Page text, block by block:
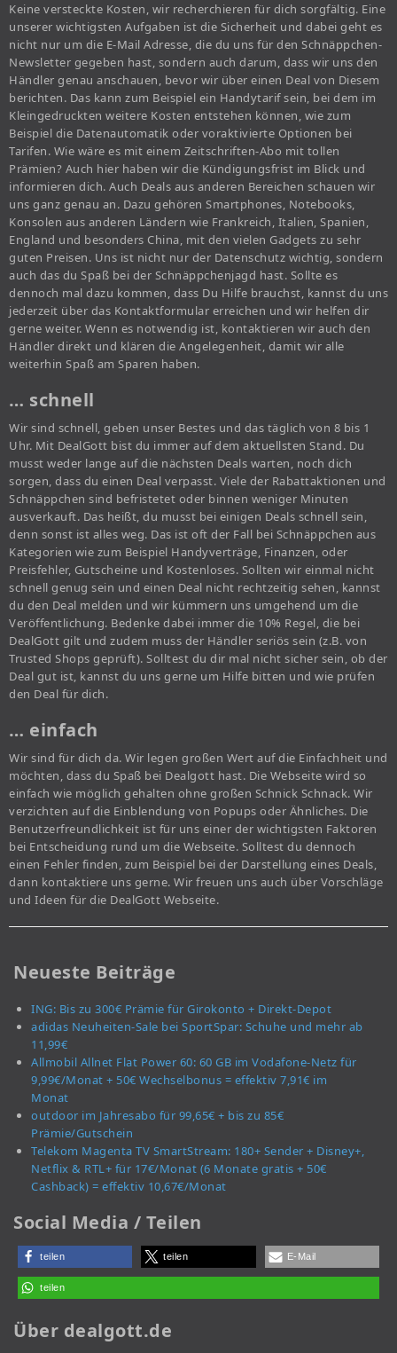
Keine versteckte Kosten, wir recherchieren für dich sorgfältig. Eine
unserer wichtigsten Aufgaben ist die Sicherheit und dabei geht es
nicht nur um die E-Mail Adresse, die du uns für den Schnäppchen-
Newsletter gegeben hast, sondern auch darum, dass wir uns den
Händler genau anschauen, bevor wir über einen Deal von Diesem
berichten. Das kann zum Beispiel ein Handytarif sein, bei dem im
Kleingedruckten weitere Kosten entstehen können, wie zum
Beispiel die Datenautomatik oder voraktivierte Optionen bei
Tarifen. Wie wäre es mit einem Zeitschriften-Abo mit tollen
Prämien? Auch hier haben wir die Kündigungsfrist im Blick und
informieren dich. Auch Deals aus anderen Bereichen schauen wir
uns ganz genau an. Dazu gehören Smartphones, Notebooks,
Konsolen aus anderen Ländern wie Frankreich, Italien, Spanien,
England und besonders China, mit den vielen Gadgets zu sehr
guten Preisen. Uns ist nicht nur der Datenschutz wichtig, sondern
auch das du Spaß bei der Schnäppchenjagd hast. Sollte es
dennoch mal dazu kommen, dass Du Hilfe brauchst, kannst du uns
jederzeit über das Kontaktformular erreichen und wir helfen dir
gerne weiter. Wenn es notwendig ist, kontaktieren wir auch den
Händler direkt und klären die Angelegenheit, damit wir alle
weiterhin Spaß am Sparen haben.
… schnell
Wir sind schnell, geben unser Bestes und das täglich von 8 bis 1
Uhr. Mit DealGott bist du immer auf dem aktuellsten Stand. Du
musst weder lange auf die nächsten Deals warten, noch dich
sorgen, dass du einen Deal verpasst. Viele der Rabattaktionen und
Schnäppchen sind befristetet oder binnen weniger Minuten
ausverkauft. Das heißt, du musst bei einigen Deals schnell sein,
denn sonst ist alles weg. Das ist oft der Fall bei Schnäppchen aus
Kategorien wie zum Beispiel Handyverträge, Finanzen, oder
Preisfehler, Gutscheine und Kostenloses. Sollten wir einmal nicht
schnell genug sein und einen Deal nicht rechtzeitig sehen, kannst
du den Deal melden und wir kümmern uns umgehend um die
Veröffentlichung. Bedenke dabei immer die 10% Regel, die bei
DealGott gilt und zudem muss der Händler seriös sein (z.B. von
Trusted Shops geprüft). Solltest du dir mal nicht sicher sein, ob der
Deal gut ist, kannst du uns gerne um Hilfe bitten und wie prüfen
den Deal für dich.
… einfach
Wir sind für dich da. Wir legen großen Wert auf die Einfachheit und
möchten, dass du Spaß bei Dealgott hast. Die Webseite wird so
einfach wie möglich gehalten ohne großen Schnick Schnack. Wir
verzichten auf die Einblendung von Popups oder Ähnliches. Die
Benutzerfreundlichkeit ist für uns einer der wichtigsten Faktoren
bei Entscheidung rund um die Webseite. Solltest du dennoch
einen Fehler finden, zum Beispiel bei der Darstellung eines Deals,
dann kontaktiere uns gerne. Wir freuen uns auch über Vorschläge
und Ideen für die DealGott Webseite.
Neueste Beiträge
ING: Bis zu 300€ Prämie für Girokonto + Direkt-Depot
adidas Neuheiten-Sale bei SportSpar: Schuhe und mehr ab
11,99€
Allmobil Allnet Flat Power 60: 60 GB im Vodafone-Netz für
9,99€/Monat + 50€ Wechselbonus = effektiv 7,91€ im
Monat
outdoor im Jahresabo für 99,65€ + bis zu 85€
Prämie/Gutschein
Telekom Magenta TV SmartStream: 180+ Sender + Disney+,
Netflix & RTL+ für 17€/Monat (6 Monate gratis + 50€
Cashback) = effektiv 10,67€/Monat
Social Media / Teilen
teilen teilen E-Mail
teilen
Über dealgott.de